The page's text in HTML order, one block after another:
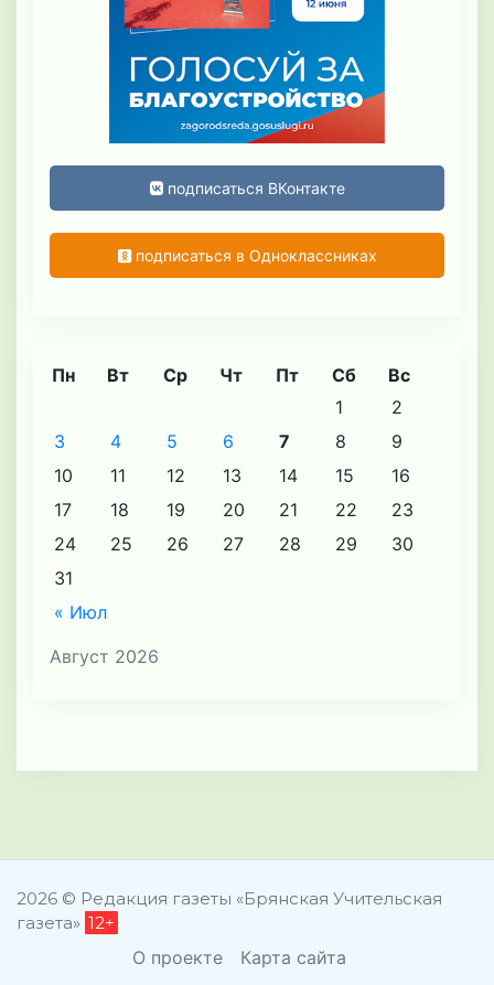
подписаться ВКонтакте
подписаться в Одноклассниках
Август 2026
Пн Вт Ср Чт Пт Сб Вс
« Июл
1
2
3
4 5 6 7 8
9
10
11 12 13 14 15
16
17
18 19 20 21 22
23
24
25 26 27 28 29
30
31
2026 © Редакция газеты «Брянская Учительская
газета» 12+
О проекте Карта сайта